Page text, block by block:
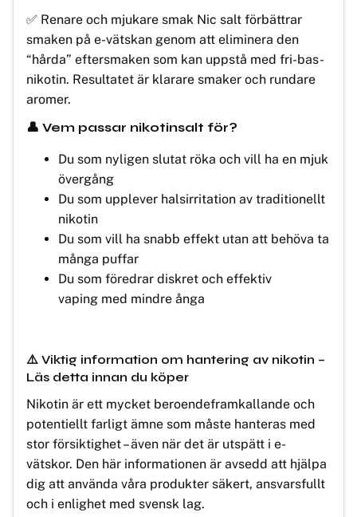
✅ Renare och mjukare smak Nic salt förbättrar
smaken på e-vätskan genom att eliminera den
“hårda” eftersmaken som kan uppstå med fri-bas-
nikotin. Resultatet är klarare smaker och rundare
aromer.
👤 Vem passar nikotinsalt för?
Du som nyligen slutat röka och vill ha en mjuk
övergång
Du som upplever halsirritation av traditionellt
nikotin
Du som vill ha snabb effekt utan att behöva ta
många puffar
Du som föredrar diskret och effektiv
vaping med mindre ånga
⚠️ Viktig information om hantering av nikotin –
Läs detta innan du köper
Nikotin är ett mycket beroendeframkallande och
potentiellt farligt ämne som måste hanteras med
stor försiktighet – även när det är utspätt i e-
vätskor. Den här informationen är avsedd att hjälpa
dig att använda våra produkter säkert, ansvarsfullt
och i enlighet med svensk lag.